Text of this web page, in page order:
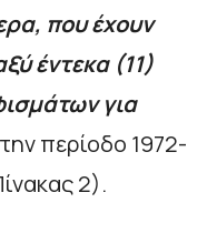
που έχουν
έντεκα (11)
για
περίοδο 1972-
2).